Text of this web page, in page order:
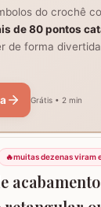
do crochê
de 80 pontos
de forma
Grátis • 2 min
🔥muitas dezenas viram